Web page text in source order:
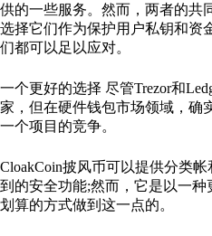
供的一些服务。然而，两者的共
选择它们作为保护用户私钥和资
们都可以足以应对。
一个更好的选择 尽管Trezor和
家，但在硬件钱包市场领域，确
一个项目的竞争。
CloakCoin披风币可以提供分类帐
到的安全功能;然而，它是以一种
划算的方式做到这一点的。